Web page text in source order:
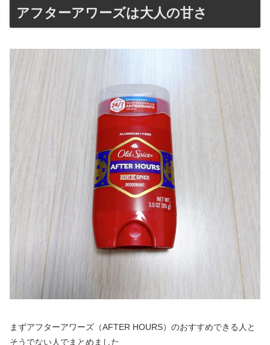
アフターアワーズは大人の甘さ
まずアフターアワーズ（AFTER HOURS）のおすすめできる人と
そうでない人でまとめました